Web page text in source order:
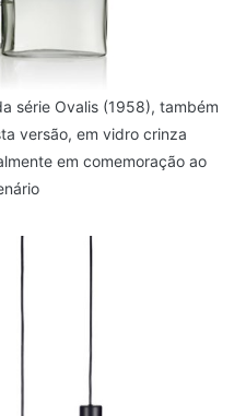
série Ovalis (1958), também
versão, em vidro crinza
em comemoração ao